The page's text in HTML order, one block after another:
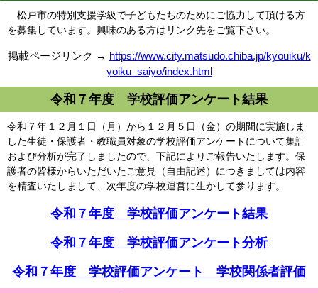
松戸市の特別支援学級で子どもたちのためにご協力して頂ける方
を募集しています。興味のある方はリンク先をご覧下さい。
掲載ページリンク → https://www.city.matsudo.chiba.jp/kyouiku/k
yoiku_saiyo/index.html
令和７年度 学校評価アンケート結果
令和７年１２月１日（月）から１２月５日（金）の期間に実施しま
した生徒・保護者・教職員対象の学校評価アンケートについて集計
および分析が完了しましたので、下記によりご報告いたします。保
護者の皆様からいただいたご意見（自由記述）につきましては内容
を精査いたしまして、次年度の学校運営に生かして参ります。
令和７年度 学校評価アンケート結果
令和７年度 学校評価アンケート分析
令和７年度 学校評価アンケート 学校関係者評価